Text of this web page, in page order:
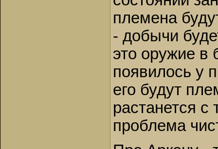
племена
- добычи
это оружие в
появилось у
его будут
растанется
проблема